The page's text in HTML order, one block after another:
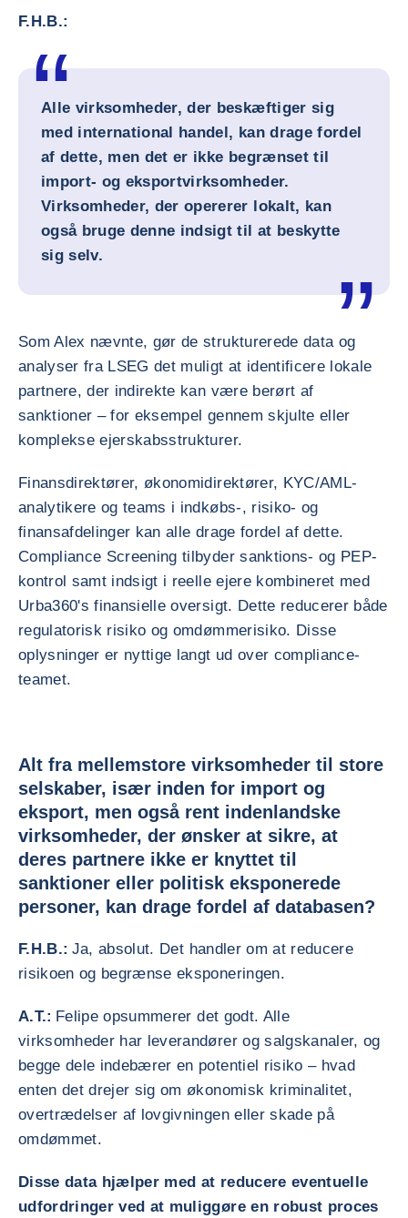
F.H.B.:
Alle virksomheder, der beskæftiger sig
med international handel, kan drage fordel
af dette, men det er ikke begrænset til
import- og eksportvirksomheder.
Virksomheder, der opererer lokalt, kan
også bruge denne indsigt til at beskytte
sig selv.
Som Alex nævnte, gør de strukturerede data og
analyser fra LSEG det muligt at identificere lokale
partnere, der indirekte kan være berørt af
sanktioner – for eksempel gennem skjulte eller
komplekse ejerskabsstrukturer.
Finansdirektører, økonomidirektører, KYC/AML-
analytikere og teams i indkøbs-, risiko- og
finansafdelinger kan alle drage fordel af dette.
Compliance Screening tilbyder sanktions- og PEP-
kontrol samt indsigt i reelle ejere kombineret med
Urba360's finansielle oversigt. Dette reducerer både
regulatorisk risiko og omdømmerisiko. Disse
oplysninger er nyttige langt ud over compliance-
teamet.
Alt fra mellemstore virksomheder til store
selskaber, især inden for import og
eksport, men også rent indenlandske
virksomheder, der ønsker at sikre, at
deres partnere ikke er knyttet til
sanktioner eller politisk eksponerede
personer, kan drage fordel af databasen?
F.H.B.: Ja, absolut. Det handler om at reducere
risikoen og begrænse eksponeringen.
A.T.: Felipe opsummerer det godt. Alle
virksomheder har leverandører og salgskanaler, og
begge dele indebærer en potentiel risiko – hvad
enten det drejer sig om økonomisk kriminalitet,
overtrædelser af lovgivningen eller skade på
omdømmet.
Disse data hjælper med at reducere eventuelle
udfordringer ved at muliggøre en robust proces